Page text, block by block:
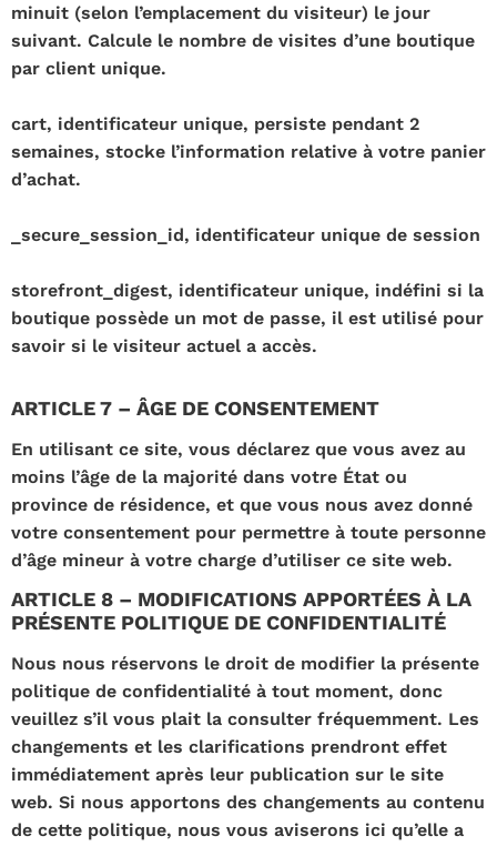
minuit (selon l’emplacement du visiteur) le jour
suivant. Calcule le nombre de visites d’une boutique
par client unique.
cart, identificateur unique, persiste pendant 2
semaines, stocke l’information relative à votre panier
d’achat.
_secure_session_id, identificateur unique de session
storefront_digest, identificateur unique, indéfini si la
boutique possède un mot de passe, il est utilisé pour
savoir si le visiteur actuel a accès.
ARTICLE 7 – ÂGE DE CONSENTEMENT
En utilisant ce site, vous déclarez que vous avez au
moins l’âge de la majorité dans votre État ou
province de résidence, et que vous nous avez donné
votre consentement pour permettre à toute personne
d’âge mineur à votre charge d’utiliser ce site web.
ARTICLE 8 – MODIFICATIONS APPORTÉES À LA
PRÉSENTE POLITIQUE DE CONFIDENTIALITÉ
Nous nous réservons le droit de modifier la présente
politique de confidentialité à tout moment, donc
veuillez s’il vous plait la consulter fréquemment. Les
changements et les clarifications prendront effet
immédiatement après leur publication sur le site
web. Si nous apportons des changements au contenu
de cette politique, nous vous aviserons ici qu’elle a